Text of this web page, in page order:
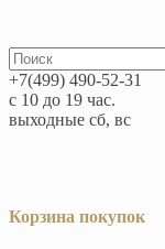
+7(499) 490-52-31
с 10 до 19 час.
выходные сб, вс
Корзина покупок